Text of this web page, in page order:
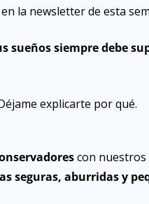
la newsletter de esta
sueños siempre debe
explicarte por qué.
con
seguras, aburridas y